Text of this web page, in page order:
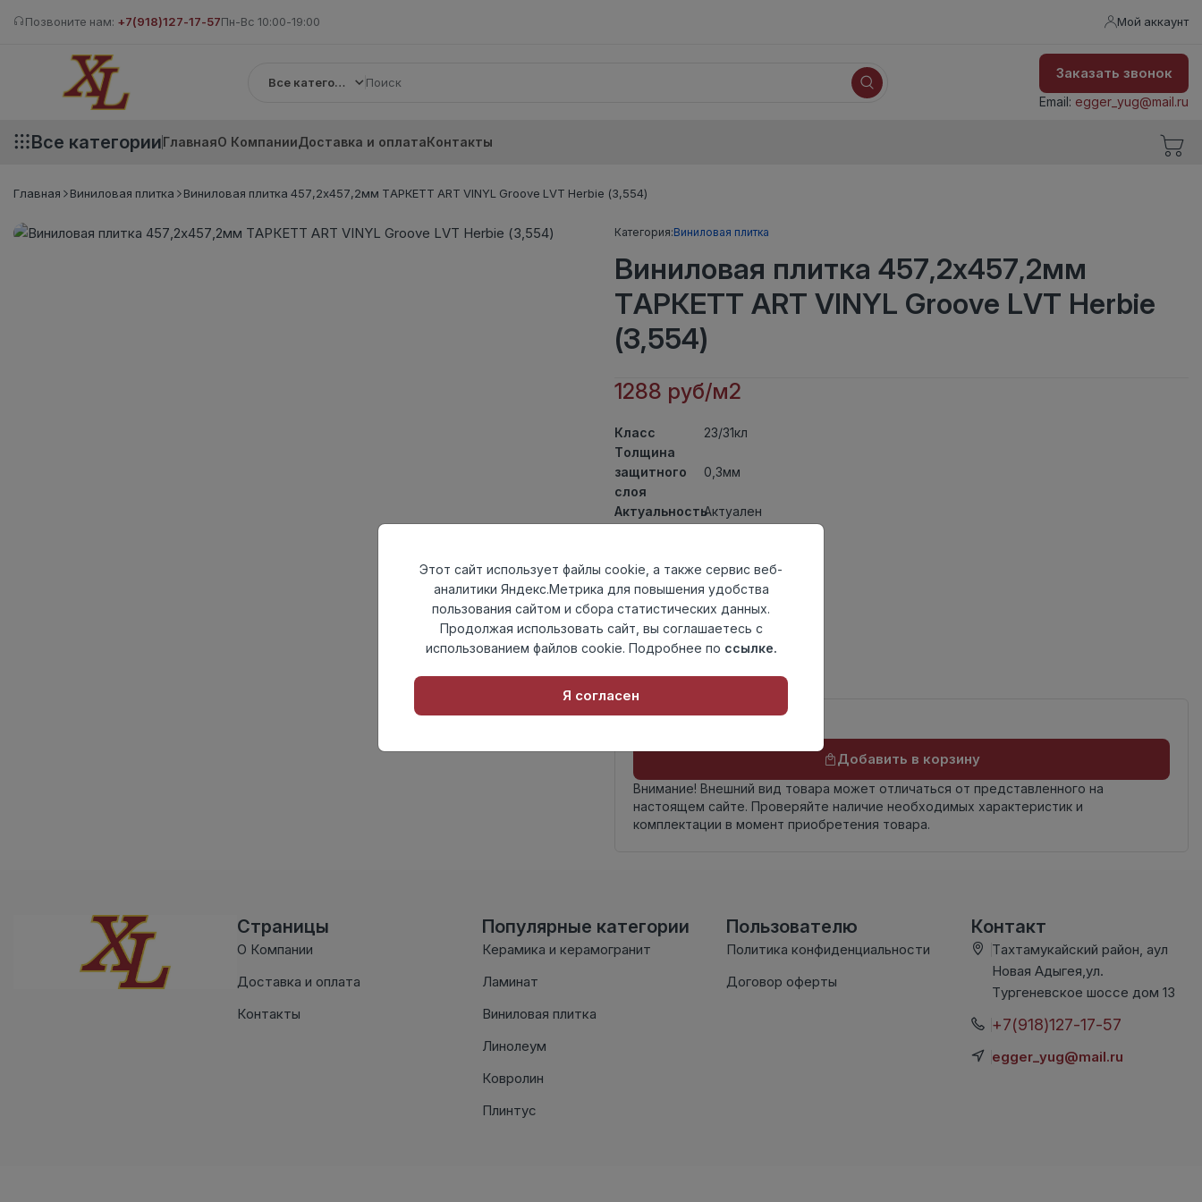
Позвоните нам: +7(918)127-17-57Пн-Вс 10:00-19:00 Мой аккаунт
Все категории
Заказать звонок
Email: egger_yug@mail.ru
Все категорииГлавнаяО КомпанииДоставка и оплатаКонтакты
Главная Виниловая плитка Виниловая плитка 457,2x457,2мм ТАРКЕТТ ART VINYL Groove LVT Herbie (3,554)
Категория:Виниловая плитка
Виниловая плитка 457,2x457,2мм
ТАРКЕТТ ART VINYL Groove LVT Herbie
(3,554)
1288 руб/м2
Класс
23/31кл
Толщина
защитного
слоя
0,3мм
АктуальностьАктуален
доски
Теплый пол
до +27 градусов
Способ
укладки
На клей
Фаска
Без фаски
Россия
Добавить в корзину
Внимание! Внешний вид товара может отличаться от представленного на
настоящем сайте. Проверяйте наличие необходимых характеристик и
комплектации в момент приобретения товара.
Страницы
О Компании
Доставка и оплата
Контакты
Популярные категории
Керамика и керамогранит
Ламинат
Виниловая плитка
Линолеум
Ковролин
Плинтус
Пользователю
Политика конфиденциальности
Договор оферты
Контакт
Тахтамукайский район, аул
Новая Адыгея,ул.
Тургеневское шоссе дом 13
+7(918)127-17-57
egger_yug@mail.ru
Этот сайт использует файлы cookie, а также сервис веб-
аналитики Яндекс.Метрика для повышения удобства
пользования сайтом и сбора статистических данных.
Продолжая использовать сайт, вы соглашаетесь с
использованием файлов cookie. Подробнее по ссылке.
Я согласен